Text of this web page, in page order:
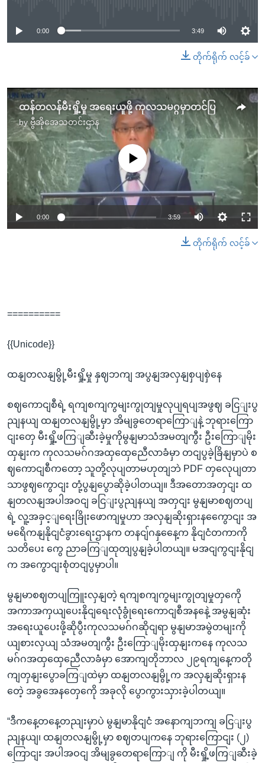
0:00 3:49
တိုက်ရိုက် လင့်ခ်
ထန်တလန်မီးရှို့မှု အရေးယူဖို့ ကုလသမဂ္ဂမှာတင်ပြ
by ဗွီအိုအေသတင်းဌာန
No media source currently available
0:00 3:59
တိုက်ရိုက် လင့်ခ်
==========
{{Unicode}}
ထနျတလနျမွို့မီးရှို့မှု နှဈဘကျ အပွနျအလှနျစှပျစှဲနေ
စဈကောငျစီရဲ့ ရကျစကျကွမျးကွုတျမှုလုပျရပျအဖွဈ ခငြျးပွ
ညျနယျ ထနျတလနျမွို့မှာ အိမျခွတေရာကြောျနဲ့ ဘုရားကြော
ငျးတှေ မီးရှို့ဖကြျဆီးခဲ့မှုကိုမွနျမာသံအမတျကွီး ဦးကြောျမိုး
ထှနျးက ကုလသမဂ်ဂအထှထှေညေီလာခံမှာ တငျပွခဲ့ခြိနျမှာပဲ စ
ဈကောငျစီကတော့ သူတို့လုပျတာမဟုတျဘဲ PDF တှလေုပျတာ
သာဖွဈကွောငျး တုံ့ပွနျပွောဆိုခဲ့ပါတယျ။ ဒီအတောအတှငျး ထ
နျတလနျအပါအဝငျ ခငြျးပွညျနယျ အတှငျး မွနျမာစဈတပျ
ရဲ့ လူ့အခှင့ျရေးခြိုးဖောကျမှုဟာ အလှနျဆိုးရှားနကွေောငျး အ
မရေိကနျနိုငျငံခွားရေးဌာနက တနငျ်ဂနှနေေ့က နိုငျငံတကာကို
သတိပေး ကွေ ညာခကြျထုတျပွနျခဲ့ပါတယျ။ မအငျကွငျးနိုငျ
က အကွောငျးစုံတငျပွမှာပါ။
မွနျမာစဈတပျကြူးလှနျတဲ့ ရကျစကျကွမျးကွုတျမှုတှကေို
အကာအကှယျပေးနိုငျရေးလုံခွုံရေးကောငျစီအနနေဲ့ အမွနျဆုံး
အရေးယူပေးဖို့ဆိုပွီးကုလသမဂ်ဂဆိုငျရာ မွနျမာအမွဲတမျးကို
ယျစားလှယျ သံအမတျကွီး ဦးကြောျမိုးထှနျးကနေ ကုလသ
မဂ်ဂအထှထှေညေီလာခံမှာ အောကျတိုဘာလ ၂၉ရကျနေ့ကတို
ကျတှနျးပွောခကြျထဲမှာ ထနျတလနျမွို့က အလှနျဆိုးရှားန
တေဲ့ အခွအေနတှေကေို အခုလို ပွောကွားသှားခဲ့ပါတယျ။
“ဒီကနေ့တနေ့တညျးမှာပဲ မွနျမာနိုငျငံ အနောကျဘကျ ခငြျးပွ
ညျနယျ၊ ထနျတလနျမွို့မှာ စဈတပျကနေ ဘုရားကြောငျး (၂)
ကြောငျး အပါအဝငျ အိမျခွတေရာကြောျ ကို မီးရှို့ဖကြျဆီးခဲ့